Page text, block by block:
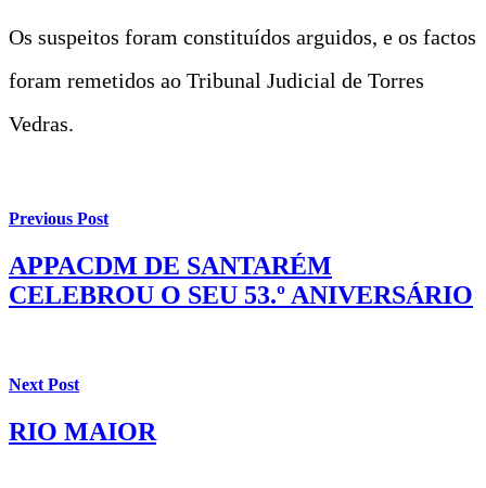
Os suspeitos foram constituídos arguidos, e os factos
foram remetidos ao Tribunal Judicial de Torres
Vedras.
Previous Post
APPACDM DE SANTARÉM
CELEBROU O SEU 53.º ANIVERSÁRIO
Next Post
RIO MAIOR